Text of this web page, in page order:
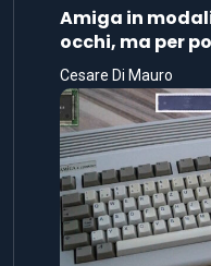
Amiga in
occhi, ma per
Cesare Di Mauro